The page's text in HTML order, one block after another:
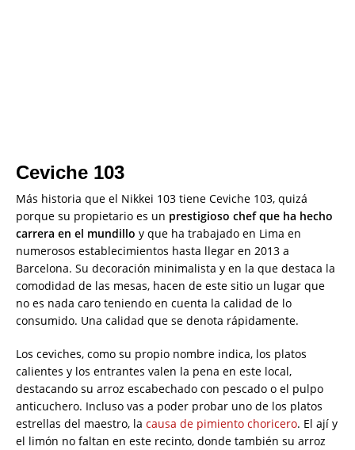
Ceviche 103
Más historia que el Nikkei 103 tiene Ceviche 103, quizá
porque su propietario es un prestigioso chef que ha hecho
carrera en el mundillo y que ha trabajado en Lima en
numerosos establecimientos hasta llegar en 2013 a
Barcelona. Su decoración minimalista y en la que destaca la
comodidad de las mesas, hacen de este sitio un lugar que
no es nada caro teniendo en cuenta la calidad de lo
consumido. Una calidad que se denota rápidamente.
Los ceviches, como su propio nombre indica, los platos
calientes y los entrantes valen la pena en este local,
destacando su arroz escabechado con pescado o el pulpo
anticuchero. Incluso vas a poder probar uno de los platos
estrellas del maestro, la causa de pimiento choricero. El ají y
el limón no faltan en este recinto, donde también su arroz